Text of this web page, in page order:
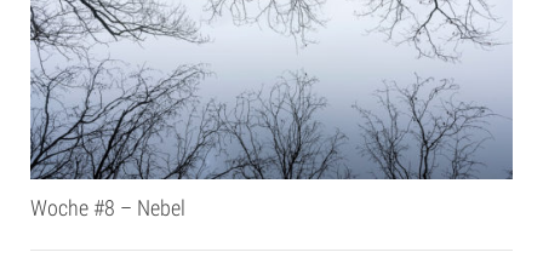
Woche #8 – Nebel